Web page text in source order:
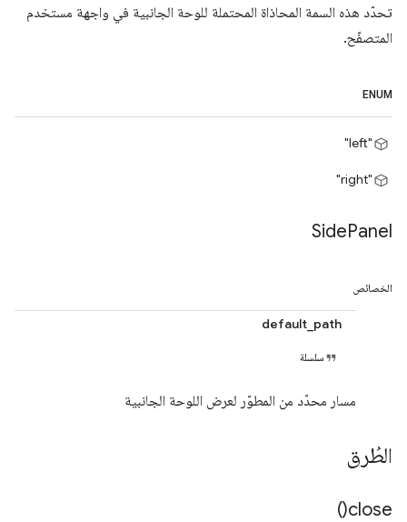
تحدّد هذه السمة المحاذاة المحتملة للوحة الجانبية في واجهة مستخدم
المتصفّح.
ENUM
"left"
"right"
SidePanel
الخصائص
default_path
سلسلة
مسار محدّد من المطوّر لعرض اللوحة الجانبية
الطُرق
close(
)